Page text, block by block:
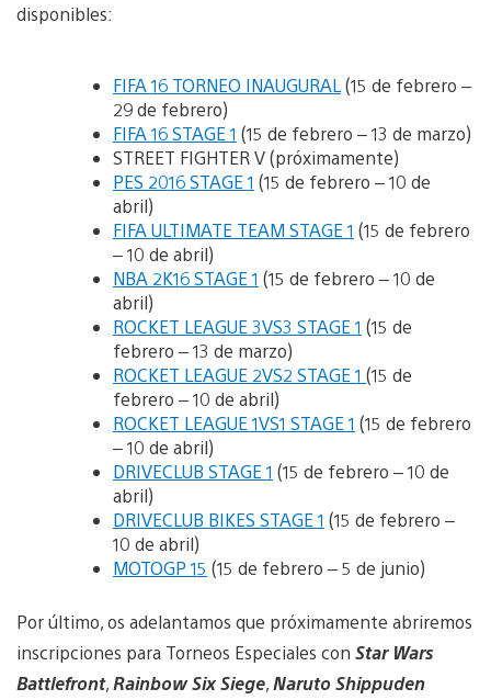
disponibles:
FIFA 16 TORNEO INAUGURAL(15 de febrero –
29 de febrero)
FIFA 16 STAGE 1 (15 de febrero – 13 de marzo)
STREET FIGHTER V (próximamente)
PES 2016 STAGE 1 (15 de febrero – 10 de
abril)
FIFA ULTIMATE TEAM STAGE 1 (15 de febrero
– 10 de abril)
NBA 2K16 STAGE 1 (15 de febrero – 10 de
abril)
ROCKET LEAGUE 3VS3 STAGE 1 (15 de
febrero – 13 de marzo)
ROCKET LEAGUE 2VS2 STAGE 1 (15 de
febrero – 10 de abril)
ROCKET LEAGUE 1VS1 STAGE 1 (15 de febrero
– 10 de abril)
DRIVECLUB STAGE 1 (15 de febrero – 10 de
abril)
DRIVECLUB BIKES STAGE 1 (15 de febrero –
10 de abril)
MOTOGP 15 (15 de febrero – 5 de junio)
Por último, os adelantamos que próximamente abriremos
inscripciones para Torneos Especiales con Star Wars
Battlefront,Rainbow Six Siege,Naruto Shippuden